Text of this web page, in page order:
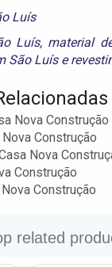
Luís
Luís, material
São Luíse
Nova Construção
Construção
Nova
Construção
Construção